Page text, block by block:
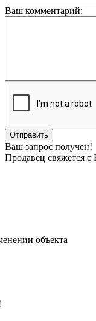
Ваш комментарий:
Ваш запрос получен!
Продавец свяжется
объекта